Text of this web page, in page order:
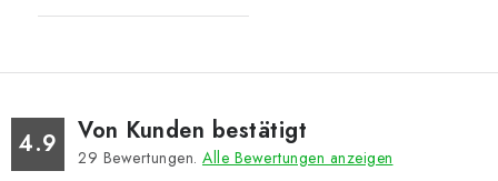
4.9 Von Kunden bestätigt
29 Bewertungen. Alle Bewertungen anzeigen